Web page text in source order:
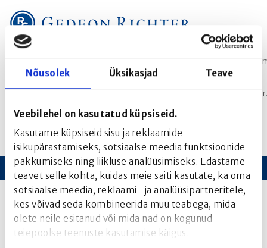
Nõusolek Üksikasjad Teave
Veebilehel on kasutatud küpsiseid.
Kasutame küpsiseid sisu ja reklaamide
isikupärastamiseks, sotsiaalse meedia funktsioonide
pakkumiseks ning liikluse analüüsimiseks. Edastame
teavet selle kohta, kuidas meie saiti kasutate, ka oma
sotsiaalse meedia, reklaami- ja analüüsipartneritele,
kes võivad seda kombineerida muu teabega, mida
olete neile esitanud või mida nad on kogunud
teiepoolse teenuste kasutamise käigus.
+372 608 5301
AVALEHT
FIRMAST
Strateegia